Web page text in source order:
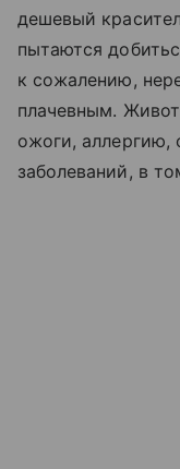
дешевый
пытаются
к сожалению,
плачевным.
ожоги, аллергию,
заболеваний, в